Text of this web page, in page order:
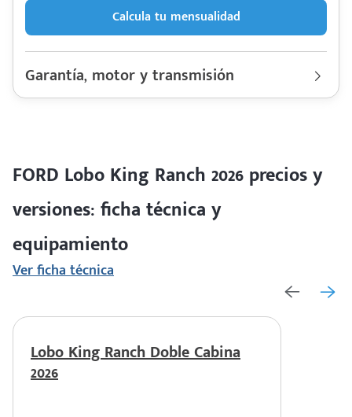
Calcula tu mensualidad
Garantía, motor y transmisión
Colores disponibles
FORD Lobo King Ranch 2026 precios y
versiones: ficha técnica y
equipamiento
Ver ficha técnica
Lobo King Ranch Doble Cabina
2026